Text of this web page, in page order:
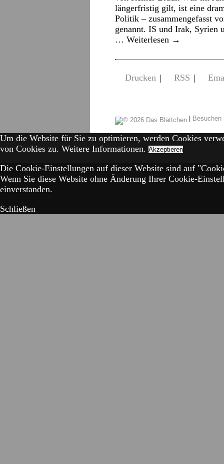
längerfristig gilt, ist eine
Politik – zusammengefasst
genannt. IS und Irak, Syrien
… Weiterlesen →
Drucken | RSS |
|
Um die Website für Sie zu optimieren, werden Cookies
von Cookies zu. Weitere Informationen. Akzeptieren
Die Cookie-Einstellungen auf dieser Website sind auf
Wenn Sie diese Website ohne Änderung Ihrer Cookie-
einverstanden.
Schließen